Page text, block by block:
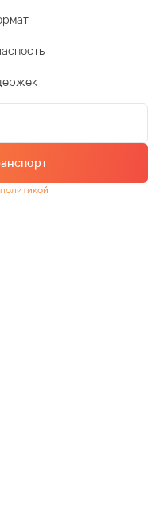
политикой